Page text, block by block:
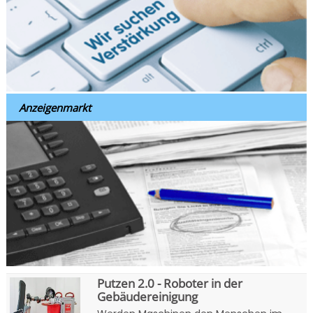
Anzeigenmarkt
Putzen 2.0 - Roboter in der
Gebäudereinigung